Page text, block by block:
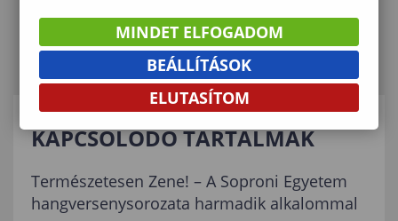
KAPCSOLÓDÓ TARTALMAK
Természetesen Zene! – A Soproni Egyetem
hangversenysorozata harmadik alkalommal
MINDET ELFOGADOM
BEÁLLÍTÁSOK
ELUTASÍTOM